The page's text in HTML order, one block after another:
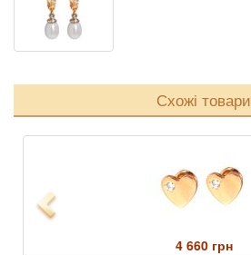
Схожі товари
Previous
4 660 грн